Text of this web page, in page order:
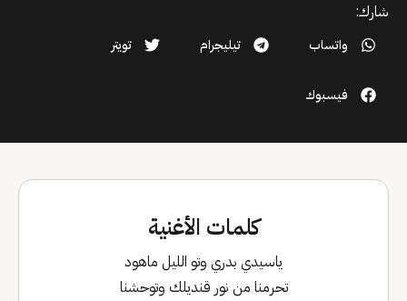
شارك:
واتساب تيليجرام تويتر
فيسبوك
كلمات الأغنية
ياسيدي بدري وتو الليل ماهود
تحرمنا من نور قنديلك وتوحشنا